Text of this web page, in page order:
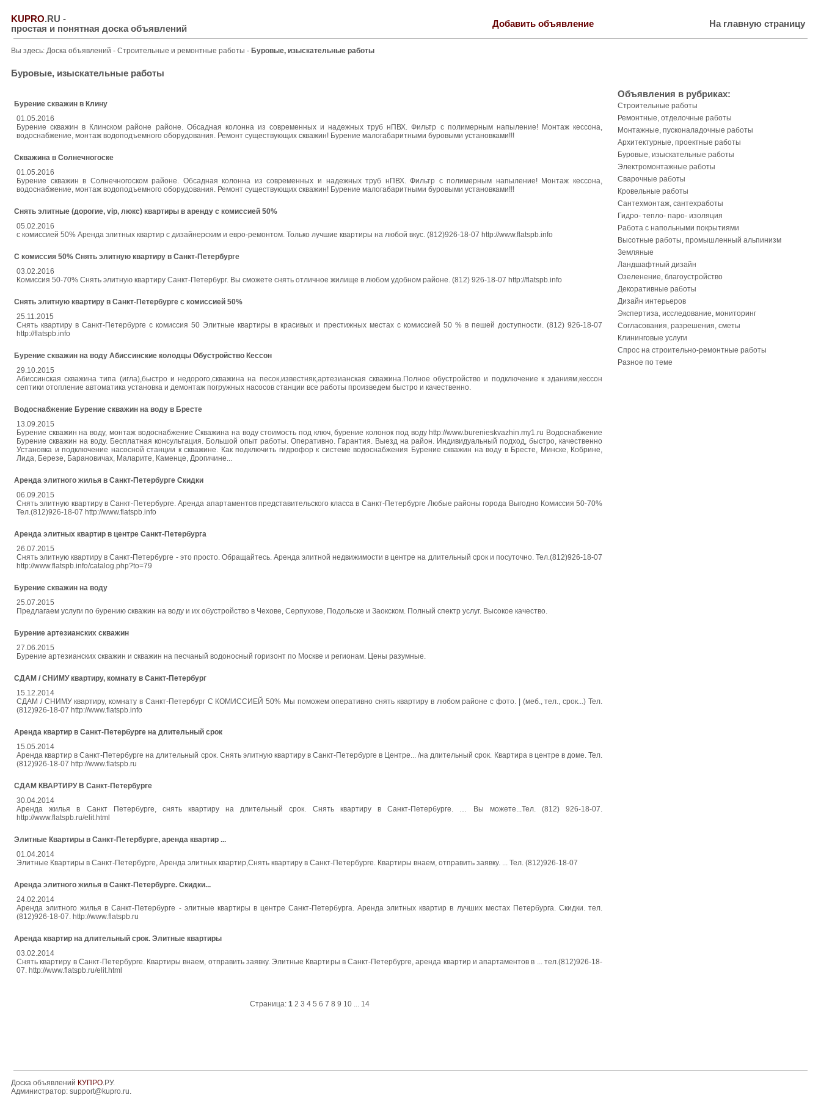
KUPRO.RU -
простая и понятная доска объявлений
Добавить объявление На главную страницу
Вы здесь: Доска объявлений - Строительные и ремонтные работы - Буровые, изыскательные работы
Буровые, изыскательные работы
Бурение скважин в Клину
01.05.2016
Бурение скважин в Клинском районе районе. Обсадная колонна из современных и надежных труб нПВХ. Фильтр с полимерным напыление! Монтаж кессона,
водоснабжение, монтаж водоподъемного оборудования. Ремонт существующих скважин! Бурение малогабаритными буровыми установками!!!
Скважина в Солнечногоске
01.05.2016
Бурение скважин в Солнечногоском районе. Обсадная колонна из современных и надежных труб нПВХ. Фильтр с полимерным напыление! Монтаж кессона,
водоснабжение, монтаж водоподъемного оборудования. Ремонт существующих скважин! Бурение малогабаритными буровыми установками!!!
Снять элитные (дорогие, vip, люкс) квартиры в аренду с комиссией 50%
05.02.2016
с комиссией 50% Аренда элитных квартир с дизайнерским и евро-ремонтом. Только лучшие квартиры на любой вкус. (812)926-18-07 http://www.flatspb.info
С комиссия 50% Снять элитную квартиру в Санкт-Петербурге
03.02.2016
Комиссия 50-70% Снять элитную квартиру Санкт-Петербург. Вы сможете снять отличное жилище в любом удобном районе. (812) 926-18-07 http://flatspb.info
Снять элитную квартиру в Санкт-Петербурге с комиссией 50%
25.11.2015
Снять квартиру в Санкт-Петербурге с комиссия 50 Элитные квартиры в красивых и престижных местах с комиссией 50 % в пешей доступности. (812) 926-18-07
http://flatspb.info
Бурение скважин на воду Абиссинские колодцы Обустройство Кессон
29.10.2015
Абиссинская скважина типа (игла),быстро и недорого,скважина на песок,известняк,артезианская скважина.Полное обустройство и подключение к зданиям,кессон
септики отопление автоматика установка и демонтаж погружных насосов станции все работы произведем быстро и качественно.
Водоснабжение Бурение скважин на воду в Бресте
13.09.2015
Бурение скважин на воду, монтаж водоснабжение Скважина на воду стоимость под ключ, бурение колонок под воду http://www.burenieskvazhin.my1.ru Водоснабжение
Бурение скважин на воду. Бесплатная консультация. Большой опыт работы. Оперативно. Гарантия. Выезд на район. Индивидуальный подход, быстро, качественно
Установка и подключение насосной станции к скважине. Как подключить гидрофор к системе водоснабжения Бурение скважин на воду в Бресте, Минске, Кобрине,
Лида, Березе, Барановичах, Маларите, Каменце, Дрогичине...
Аренда элитного жилья в Санкт-Петербурге Скидки
06.09.2015
Снять элитную квартиру в Санкт-Петербурге. Аренда апартаментов представительского класса в Санкт-Петербурге Любые районы города Выгодно Комиссия 50-70%
Тел.(812)926-18-07 http://www.flatspb.info
Аренда элитных квартир в центре Санкт-Петербурга
26.07.2015
Снять элитную квартиру в Санкт-Петербурге - это просто. Обращайтесь. Аренда элитной недвижимости в центре на длительный срок и посуточно. Тел.(812)926-18-07
http://www.flatspb.info/catalog.php?to=79
Бурение скважин на воду
25.07.2015
Предлагаем услуги по бурению скважин на воду и их обустройство в Чехове, Серпухове, Подольске и Заокском. Полный спектр услуг. Высокое качество.
Бурение артезианских скважин
27.06.2015
Бурение артезианских скважин и скважин на песчаный водоносный горизонт по Москве и регионам. Цены разумные.
СДАМ / СНИМУ квартиру, комнату в Санкт-Петербург
15.12.2014
СДАМ / СНИМУ квартиру, комнату в Санкт-Петербург С КОМИССИЕЙ 50% Мы поможем оперативно снять квартиру в любом районе с фото. | (меб., тел., срок...) Тел.
(812)926-18-07 http://www.flatspb.info
Аренда квартир в Санкт-Петербурге на длительный срок
15.05.2014
Аренда квартир в Санкт-Петербурге на длительный срок. Снять элитную квартиру в Санкт-Петербурге в Центре... /на длительный срок. Квартира в центре в доме. Тел.
(812)926-18-07 http://www.flatspb.ru
СДАМ КВАРТИРУ В Санкт-Петербурге
30.04.2014
Аренда жилья в Санкт Петербурге, снять квартиру на длительный срок. Снять квартиру в Санкт-Петербурге. … Вы можете...Тел. (812) 926-18-07.
http://www.flatspb.ru/elit.html
Элитные Квартиры в Санкт-Петербурге, аренда квартир ...
01.04.2014
Элитные Квартиры в Санкт-Петербурге, Аренда элитных квартир,Снять квартиру в Санкт-Петербурге. Квартиры внаем, отправить заявку. ... Тел. (812)926-18-07
Аренда элитного жилья в Санкт-Петербурге. Скидки...
24.02.2014
Аренда элитного жилья в Санкт-Петербурге - элитные квартиры в центре Санкт-Петербурга. Аренда элитных квартир в лучших местах Петербурга. Скидки. тел.
(812)926-18-07. http://www.flatspb.ru
Аренда квартир на длительный срок. Элитные квартиры
03.02.2014
Снять квартиру в Санкт-Петербурге. Квартиры внаем, отправить заявку. Элитные Квартиры в Санкт-Петербурге, аренда квартир и апартаментов в ... тел.(812)926-18-
07. http://www.flatspb.ru/elit.html
Страница: 1 2 3 4 5 6 7 8 9 10... 14
Объявления в рубриках:
Строительные работы
Ремонтные, отделочные работы
Монтажные, пусконаладочные работы
Архитектурные, проектные работы
Буровые, изыскательные работы
Электромонтажные работы
Сварочные работы
Кровельные работы
Сантехмонтаж, сантехработы
Гидро- тепло- паро- изоляция
Работа с напольными покрытиями
Высотные работы, промышленный альпинизм
Земляные
Ландшафтный дизайн
Озеленение, благоустройство
Декоративные работы
Дизайн интерьеров
Экспертиза, исследование, мониторинг
Согласования, разрешения, сметы
Клининговые услуги
Спрос на строительно-ремонтные работы
Разное по теме
Доска объявлений КУПРО.РУ.
Администратор: support@kupro.ru.